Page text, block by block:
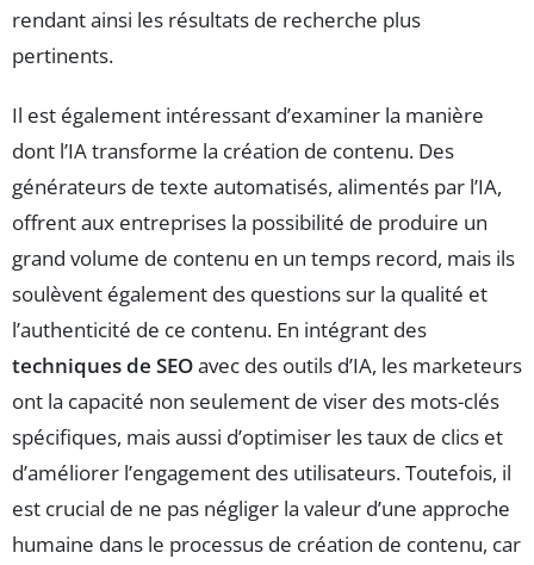
rendant ainsi les résultats de recherche plus
pertinents.
Il est également intéressant d’examiner la manière
dont l’IA transforme la création de contenu. Des
générateurs de texte automatisés, alimentés par l’IA,
offrent aux entreprises la possibilité de produire un
grand volume de contenu en un temps record, mais ils
soulèvent également des questions sur la qualité et
l’authenticité de ce contenu. En intégrant des
techniques de SEOavec des outils d’IA, les marketeurs
ont la capacité non seulement de viser des mots-clés
spécifiques, mais aussi d’optimiser les taux de clics et
d’améliorer l’engagement des utilisateurs. Toutefois, il
est crucial de ne pas négliger la valeur d’une approche
humaine dans le processus de création de contenu, car